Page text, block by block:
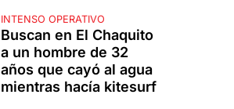
INTENSO OPERATIVO
Buscan en El Chaquito
a un hombre de 32
años que cayó al agua
mientras hacía kitesurf